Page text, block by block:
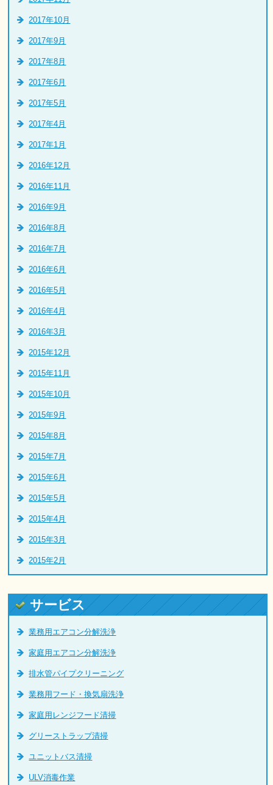
2017年10月
2017年9月
2017年8月
2017年6月
2017年5月
2017年4月
2017年1月
2016年12月
2016年11月
2016年9月
2016年8月
2016年7月
2016年6月
2016年5月
2016年4月
2016年3月
2015年12月
2015年11月
2015年10月
2015年9月
2015年8月
2015年7月
2015年6月
2015年5月
2015年4月
2015年3月
2015年2月
サービス
業務用エアコン分解洗浄
家庭用エアコン分解洗浄
排水管パイプクリーニング
業務用フード・換気扇洗浄
家庭用レンジフード清掃
グリーストラップ清掃
ユニットバス清掃
ULV消毒作業